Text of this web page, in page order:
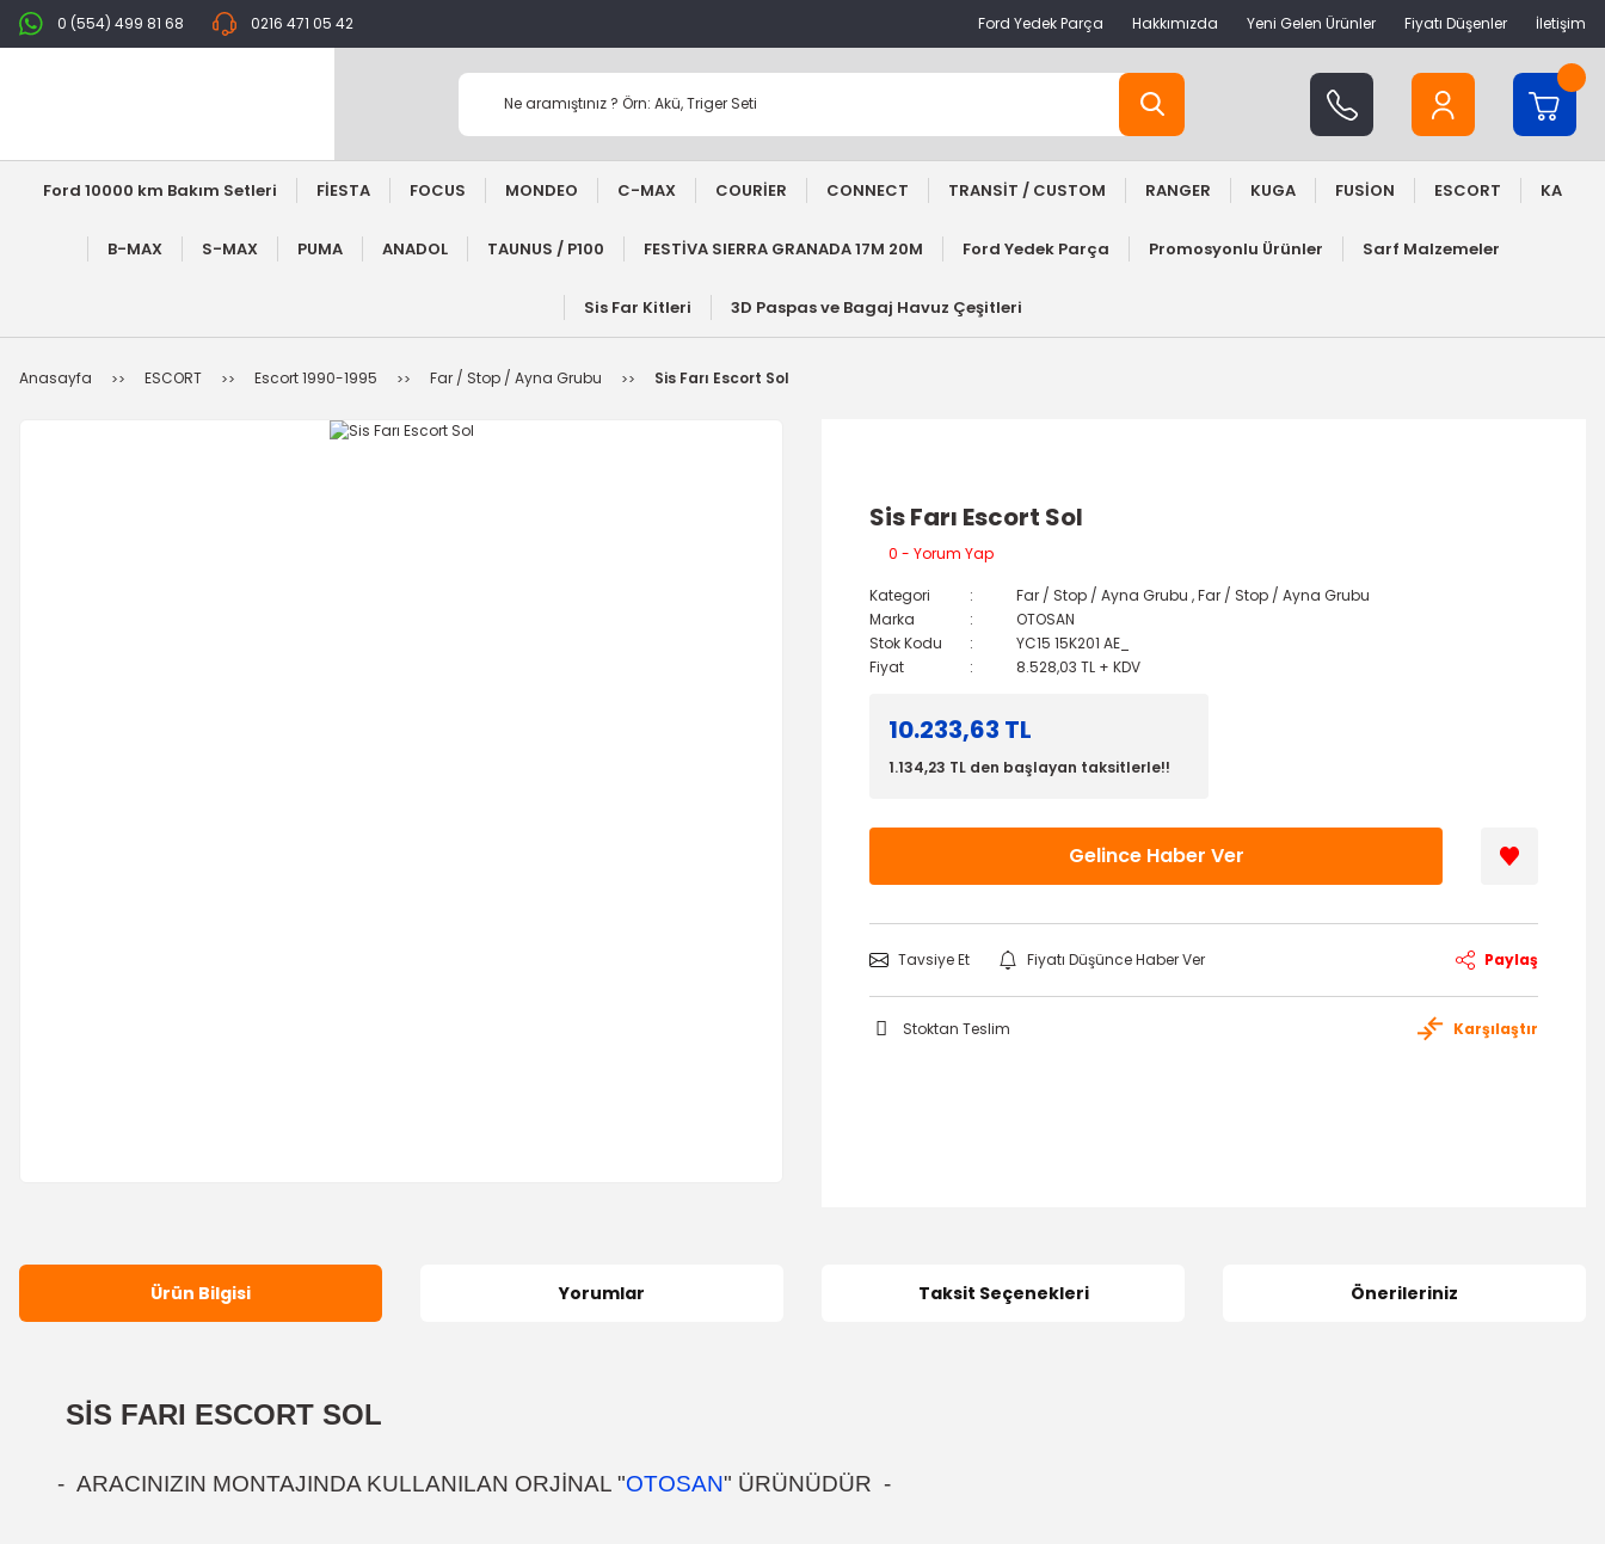
0 (554) 499 81 68 0216 471 05 42 Ford Yedek Parça Hakkımızda Yeni Gelen Ürünler Fiyatı Düşenler İletişim
Ford 10000 km Bakım Setleri FİESTA FOCUS MONDEO C-MAX COURİER CONNECT TRANSİT / CUSTOM RANGER KUGA FUSİON ESCORT KA
B-MAX S-MAX PUMA ANADOL TAUNUS / P100 FESTİVA SIERRA GRANADA 17M 20M Ford Yedek Parça Promosyonlu Ürünler Sarf Malzemeler
Sis Far Kitleri 3D Paspas ve Bagaj Havuz Çeşitleri
Anasayfa ESCORT Escort 1990-1995 Far / Stop / Ayna Grubu Sis Farı Escort Sol
Sis Farı Escort Sol
0 - Yorum Yap
Kategori Far / Stop / Ayna Grubu ,Far / Stop / Ayna Grubu
Marka
OTOSAN
Stok Kodu
YC15 15K201 AE_
Fiyat
8.528,03 TL + KDV
10.233,63 TL
1.134,23 TL den başlayan taksitlerle!!
Gelince Haber Ver
Tavsiye Et Fiyatı Düşünce Haber Ver Paylaş
Stoktan Teslim Karşılaştır
Ürün Bilgisi Yorumlar Taksit Seçenekleri Önerileriniz
SİS FARI ESCORT SOL
- ARACINIZIN MONTAJINDA KULLANILAN ORJİNAL "OTOSAN" ÜRÜNÜDÜR -